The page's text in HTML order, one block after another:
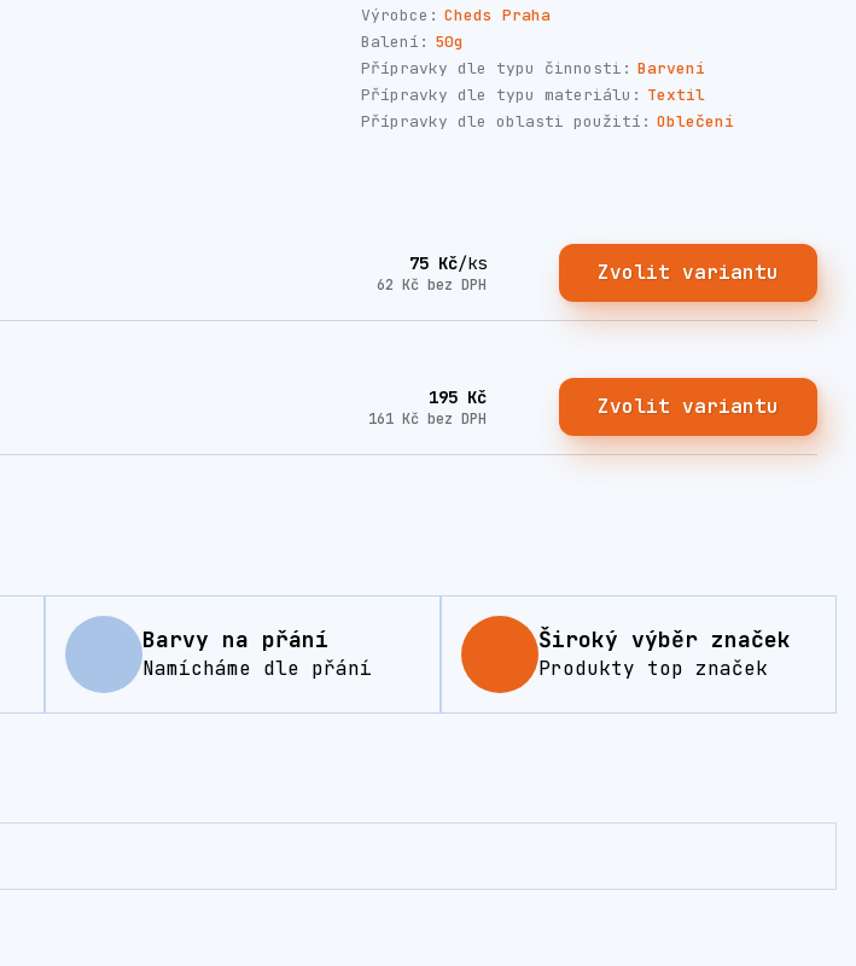
Výrobce: Cheds Praha
Balení: 50g
Přípravky dle typu činnosti: Barvení
Přípravky dle typu materiálu: Textil
Přípravky dle oblasti použití: Oblečení
75 Kč/ks
62 Kč bez DPH Zvolit variantu
195 Kč
161 Kč bez DPH Zvolit variantu
Barvy na přání
Namícháme dle přání
Široký výběr značek
Produkty top značek